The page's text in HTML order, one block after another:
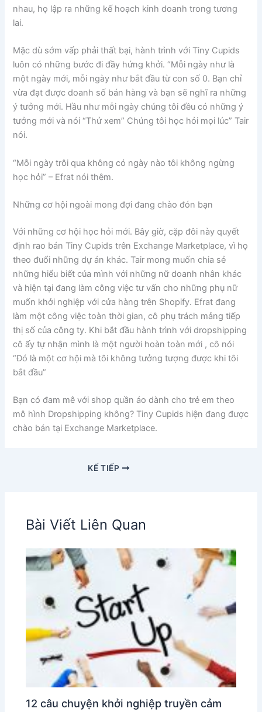
nhau, họ lập ra những kế hoạch kinh doanh trong tương
lai.
Mặc dù sớm vấp phải thất bại, hành trình với Tiny Cupids
luôn có những bước đi đầy hứng khởi. “Mỗi ngày như là
một ngày mới, mỗi ngày như bắt đầu từ con số 0. Bạn chỉ
vừa đạt được doanh số bán hàng và bạn sẽ nghĩ ra những
ý tưởng mới. Hầu như mỗi ngày chúng tôi đều có những ý
tưởng mới và nói “Thử xem” Chúng tôi học hỏi mọi lúc” Tair
nói.
“Mỗi ngày trôi qua không có ngày nào tôi không ngừng
học hỏi” – Efrat nói thêm.
Những cơ hội ngoài mong đợi đang chào đón bạn
Với những cơ hội học hỏi mới. Bây giờ, cặp đôi này quyết
định rao bán Tiny Cupids trên Exchange Marketplace, vì họ
theo đuổi những dự án khác. Tair mong muốn chia sẻ
những hiểu biết của mình với những nữ doanh nhân khác
và hiện tại đang làm công việc tư vấn cho những phụ nữ
muốn khởi nghiệp với cửa hàng trên Shopify. Efrat đang
làm một công việc toàn thời gian, cô phụ trách mảng tiếp
thị số của công ty. Khi bắt đầu hành trình với dropshipping
cô ấy tự nhận mình là một người hoàn toàn mới , cô nói
“Đó là một cơ hội mà tôi không tưởng tượng được khi tôi
bắt đầu”
Bạn có đam mê với shop quần áo dành cho trẻ em theo
mô hình Dropshipping không? Tiny Cupids hiện đang được
chào bán tại Exchange Marketplace.
KẾ TIẾP
Bài Viết Liên Quan
12 câu chuyện khởi nghiệp truyền cảm